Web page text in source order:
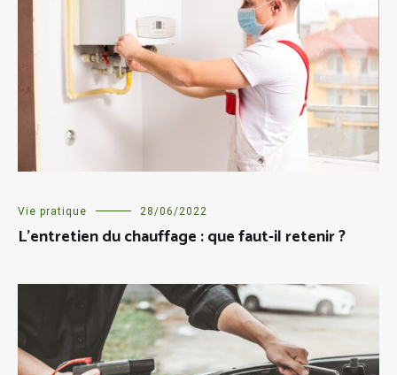
Vie pratique 28/06/2022
L’entretien du chauffage : que faut-il retenir ?